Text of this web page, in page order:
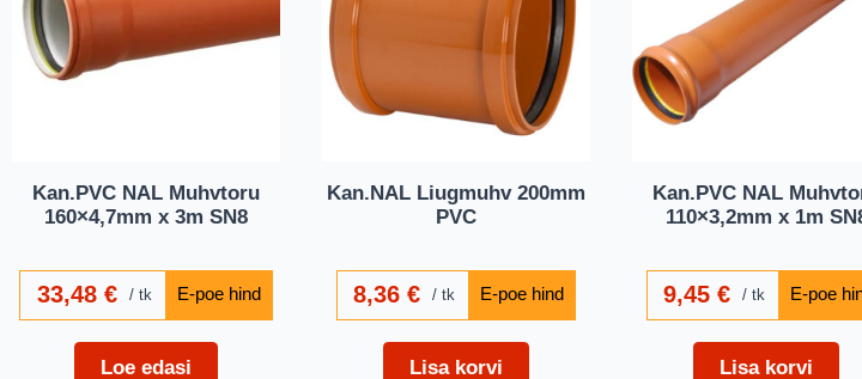
Kan.PVC NAL Muhvtoru
160×4,7mm x 3m SN8
33,48 € tk
Loe edasi
Kan.NAL Liugmuhv 200mm
PVC
8,36€ tk
Lisa korvi
Kan.PVC NAL
110×3,2mm x 1m
9,45€ tk
Lisa korvi